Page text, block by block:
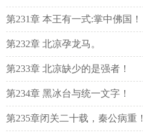
第231章 本王有一式:掌中佛国！
第232章 北凉孕龙马。
第233章 北凉缺少的是强者！
第234章 黑冰台与统一文字！
第235章闭关二十载，秦公病重！